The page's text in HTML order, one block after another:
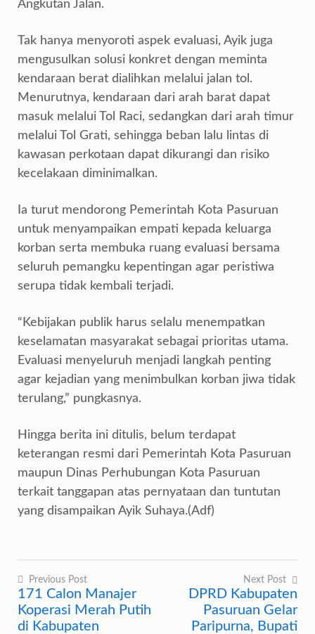
Angkutan Jalan.
Tak hanya menyoroti aspek evaluasi, Ayik juga
mengusulkan solusi konkret dengan meminta
kendaraan berat dialihkan melalui jalan tol.
Menurutnya, kendaraan dari arah barat dapat
masuk melalui Tol Raci, sedangkan dari arah timur
melalui Tol Grati, sehingga beban lalu lintas di
kawasan perkotaan dapat dikurangi dan risiko
kecelakaan diminimalkan.
Ia turut mendorong Pemerintah Kota Pasuruan
untuk menyampaikan empati kepada keluarga
korban serta membuka ruang evaluasi bersama
seluruh pemangku kepentingan agar peristiwa
serupa tidak kembali terjadi.
“Kebijakan publik harus selalu menempatkan
keselamatan masyarakat sebagai prioritas utama.
Evaluasi menyeluruh menjadi langkah penting
agar kejadian yang menimbulkan korban jiwa tidak
terulang,” pungkasnya.
Hingga berita ini ditulis, belum terdapat
keterangan resmi dari Pemerintah Kota Pasuruan
maupun Dinas Perhubungan Kota Pasuruan
terkait tanggapan atas pernyataan dan tuntutan
yang disampaikan Ayik Suhaya.(Adf)
Navigasi
pos
Previous Post
171 Calon Manajer
Koperasi Merah Putih
di Kabupaten
Next Post
DPRD Kabupaten
Pasuruan Gelar
Paripurna, Bupati